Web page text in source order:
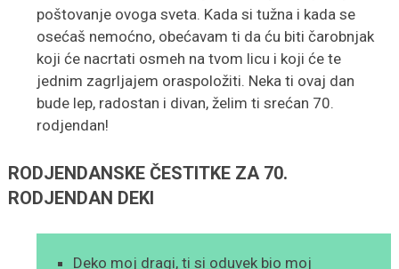
poštovanje ovoga sveta. Kada si tužna i kada se
osećaš nemoćno, obećavam ti da ću biti čarobnjak
koji će nacrtati osmeh na tvom licu i koji će te
jednim zagrljajem oraspoložiti. Neka ti ovaj dan
bude lep, radostan i divan, želim ti srećan 70.
rodjendan!
RODJENDANSKE ČESTITKE ZA 70.
RODJENDAN DEKI
Deko moj dragi, ti si oduvek bio moj